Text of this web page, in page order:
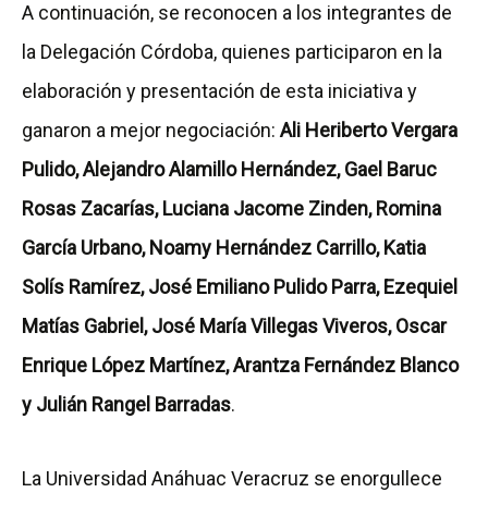
A continuación, se reconocen a los integrantes de
la Delegación Córdoba, quienes participaron en la
elaboración y presentación de esta iniciativa y
ganaron a mejor negociación: Ali Heriberto Vergara
Pulido, Alejandro Alamillo Hernández, Gael Baruc
Rosas Zacarías, Luciana Jacome Zinden, Romina
García Urbano, Noamy Hernández Carrillo, Katia
Solís Ramírez, José Emiliano Pulido Parra, Ezequiel
Matías Gabriel, José María Villegas Viveros, Oscar
Enrique López Martínez, Arantza Fernández Blanco
y Julián Rangel Barradas.
La Universidad Anáhuac Veracruz se enorgullece